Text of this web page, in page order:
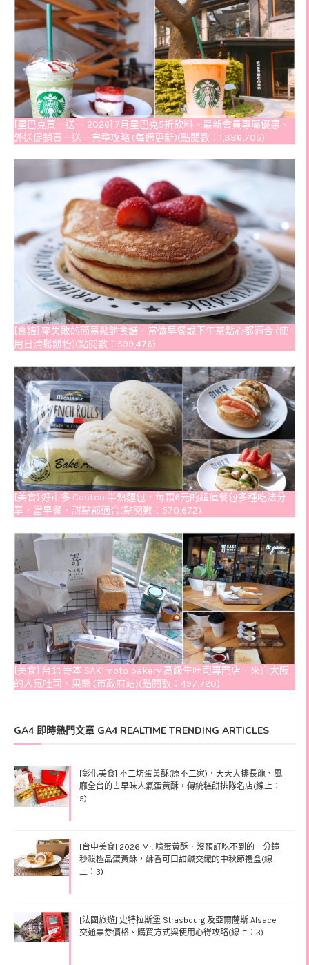
[星巴克買一送一 2026] 7月星巴克5折飲料、最新會員專屬優惠、
外送促銷買一送一完整攻略 (每週更新)(點閱數：1,386,705)
[食譜] 零失敗的簡易鬆餅食譜．當做早餐或下午茶點心都適合 (使
用日清鬆餅粉)(點閱數：599,476)
[美食] 好市多 Costco 半熟麵包．每顆6元的超值餐包多種吃法分
享，當早餐、甜點都適合(點閱數：570,672)
[美食] 台北 嵜本 SAKImoto bakery 高級生吐司專門店．來自大阪
的人氣吐司、果醬 (市政府站)(點閱數：497,720)
GA4 即時熱門文章 GA4 REALTIME TRENDING ARTICLES
[彰化美食] 不二坊蛋黃酥(原不二家)．天天大排長龍、風
靡全台的古早味人氣蛋黃酥，傳統糕餅排隊名店(線上：
5)
[台中美食] 2026 Mr. 啃蛋黃酥．沒預訂吃不到的一分鐘
秒殺極品蛋黃酥，酥香可口甜鹹交織的中秋節禮盒(線
上：3)
[法國旅遊] 史特拉斯堡 Strasbourg 及亞爾薩斯 Alsace
交通票券價格、購買方式與使用心得攻略(線上：3)